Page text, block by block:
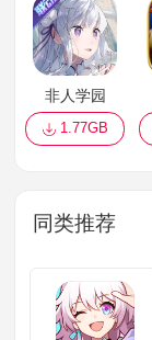
非人学园
1.77GB
同类推荐